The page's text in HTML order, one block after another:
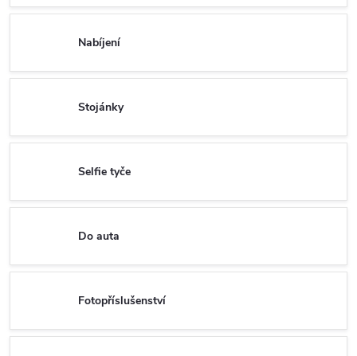
Nabíjení
Stojánky
Selfie tyče
Do auta
Fotopříslušenství